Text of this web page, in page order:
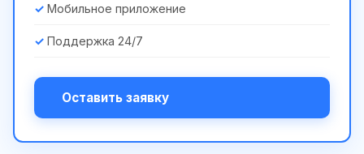
Мобильное приложение
Поддержка 24/7
Оставить заявку